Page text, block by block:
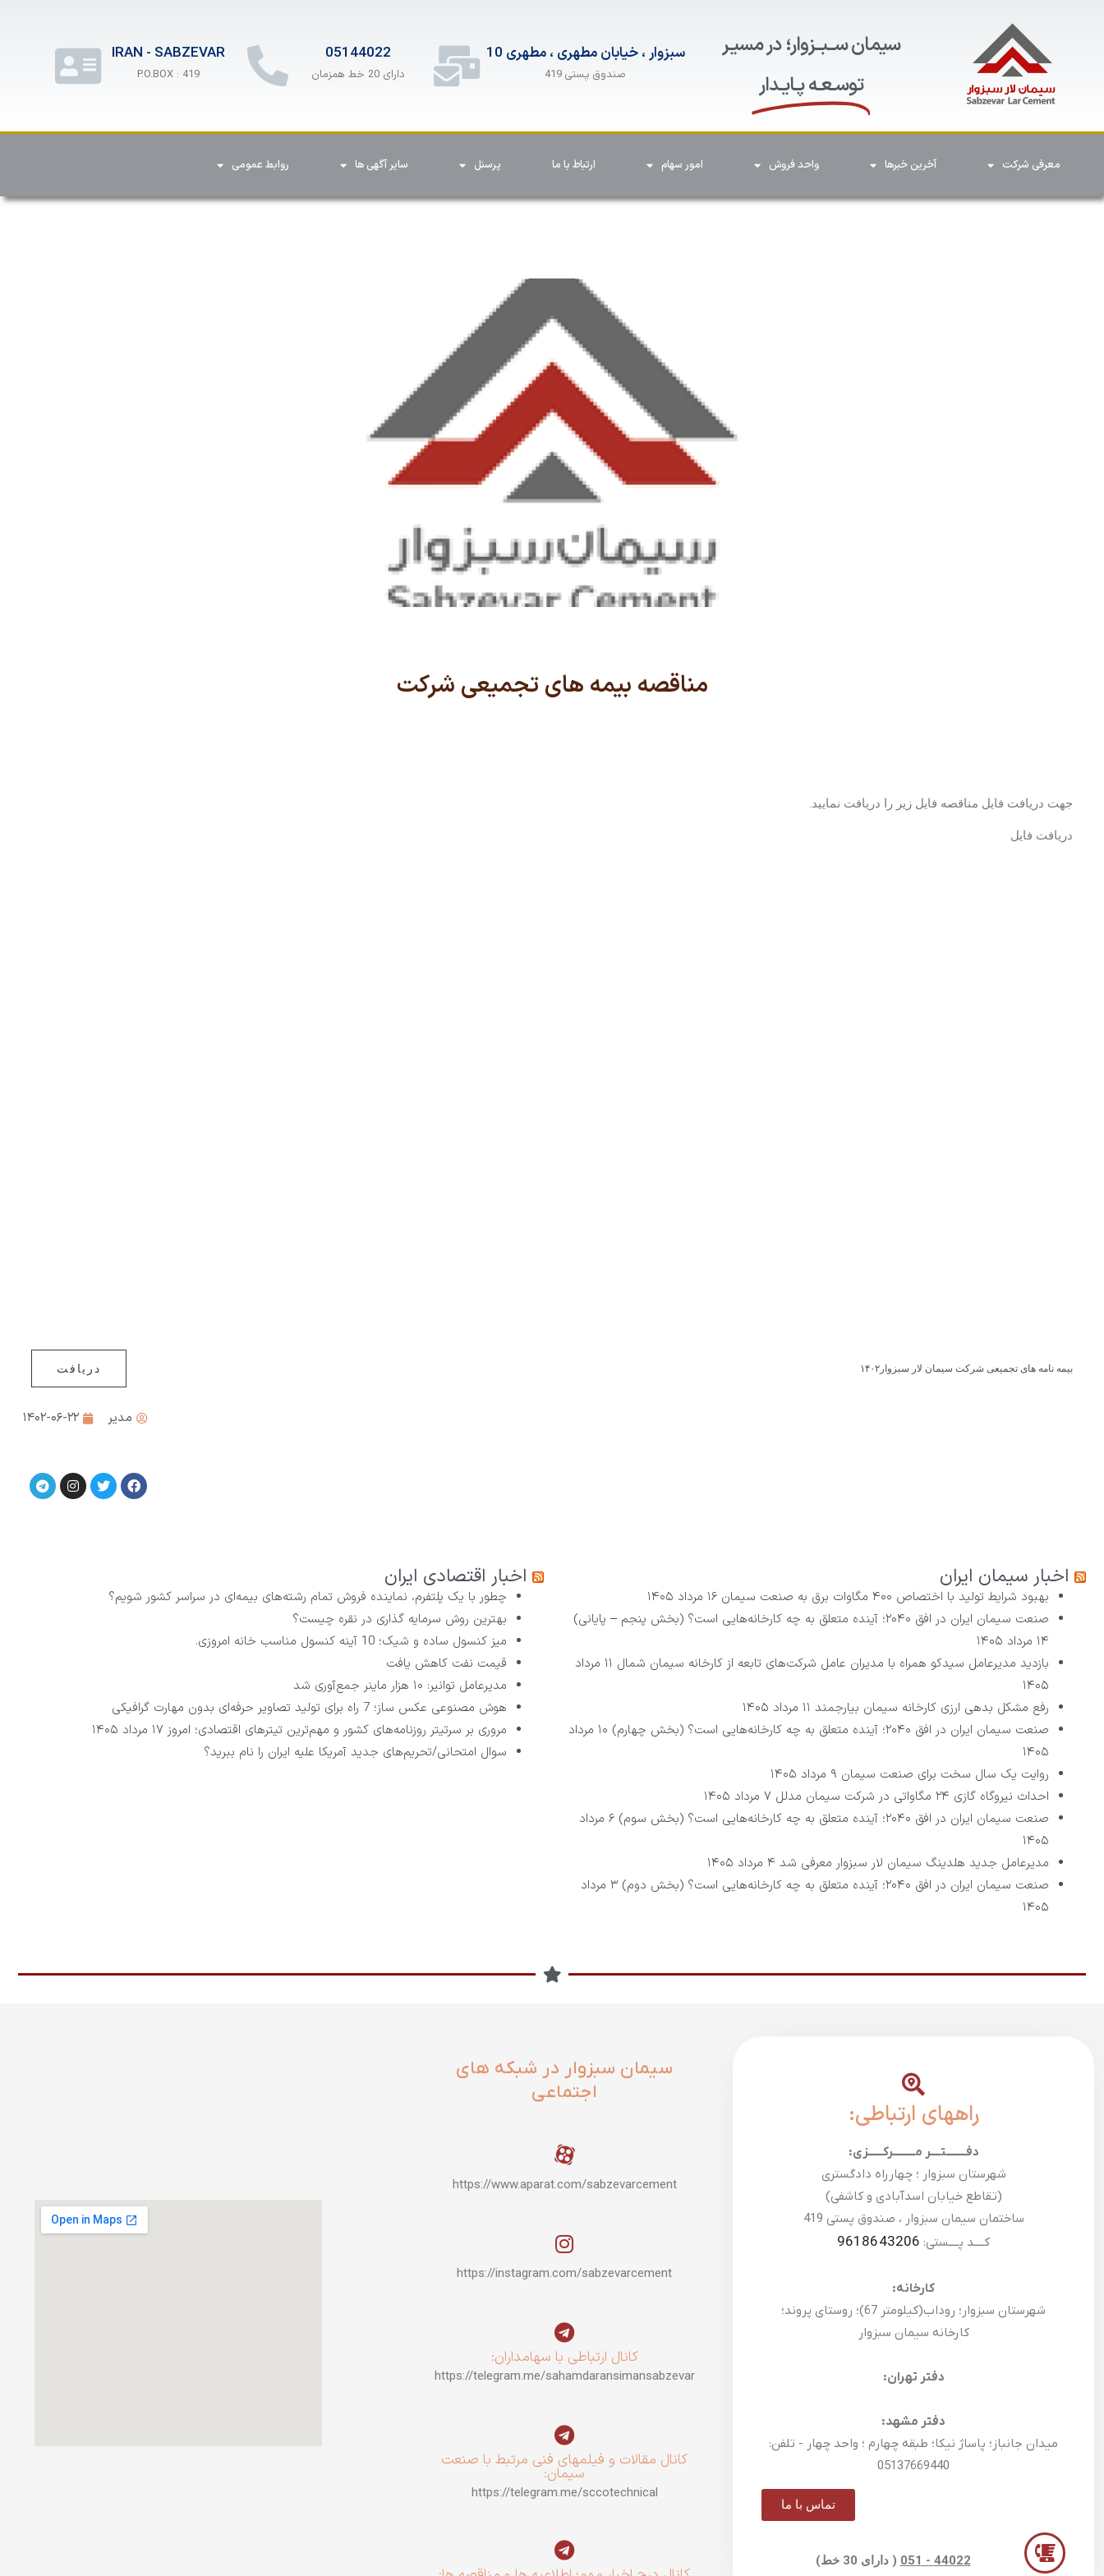
سیمان ســبــزوار؛ در مسیـر
توسـعـه پـایـدار
سبزوار ، خیابان مطهری ، مطهری 10
صندوق پستی 419
05144022
دارای 20 خط همزمان
IRAN - SABZEVAR
P.O.BOX : 419
معرفی شرکت آخرین خبرها واحد فروش امور سهام ارتباط با ما پرسنل سایر آگهی ها روابط عمومی
مناقصه بیمه های تجمیعی شرکت
جهت دریافت فایل مناقصه فایل زیر را دریافت نمایید.
دریافت فایل
بیمه نامه های تجمیعی شرکت سیمان لار سبزوار۱۴۰۲ دریافت
مدیر ۱۴۰۲-۰۶-۲۲
اخبار سیمان ایران
بهبود شرایط تولید با اختصاص ۴۰۰ مگاوات برق به صنعت سیمان
۱۶ مرداد ۱۴۰۵
صنعت سیمان ایران در افق ۲۰۴۰؛ آینده متعلق به چه کارخانه‌هایی است؟ (بخش پنجم – پایانی)
۱۴ مرداد ۱۴۰۵
بازدید مدیرعامل سیدکو همراه با مدیران عامل شرکت‌های تابعه از کارخانه سیمان شمال
۱۱ مرداد
۱۴۰۵
رفع مشکل بدهی ارزی کارخانه سیمان بیارجمند ۱۱ مرداد ۱۴۰۵
صنعت سیمان ایران در افق ۲۰۴۰؛ آینده متعلق به چه کارخانه‌هایی است؟ (بخش چهارم)
۱۰ مرداد
۱۴۰۵
روایت یک سال سخت برای صنعت سیمان ۹ مرداد ۱۴۰۵
احداث نیروگاه گازی ۲۴ مگاواتی در شرکت سیمان مدلل
۷ مرداد ۱۴۰۵
صنعت سیمان ایران در افق ۲۰۴۰؛ آینده متعلق به چه کارخانه‌هایی است؟ (بخش سوم)
۶ مرداد
۱۴۰۵
مدیرعامل جدید هلدینگ سیمان لار سبزوار معرفی شد ۴ مرداد ۱۴۰۵
صنعت سیمان ایران در افق ۲۰۴۰؛ آینده متعلق به چه کارخانه‌هایی است؟ (بخش دوم)
۳ مرداد
۱۴۰۵
اخبار اقتصادی ایران
چطور با یک پلتفرم، نماینده فروش تمام رشته‌های بیمه‌ای در سراسر کشور شویم؟
بهترین روش سرمایه گذاری در نقره چیست؟
میز کنسول ساده و شیک؛ 10 آینه کنسول مناسب خانه امروزی.
قیمت نفت کاهش یافت
مدیرعامل توانیر: ۱۰ هزار ماینر جمع‌آوری شد
هوش مصنوعی عکس ساز؛ 7 راه برای تولید تصاویر حرفه‌ای بدون مهارت گرافیکی
مروری بر سرتیتر روزنامه‌های کشور و مهم‌ترین تیترهای اقتصادی؛ امروز ۱۷ مرداد ۱۴۰۵
سوال امتحانی/تحریم‌های جدید آمریکا علیه ایران را نام ببرید؟
راههای ارتباطی:
دفــــــــتــــر مـــــــــرکــــــزی:
شهرستان سبزوار ؛ چهارراه دادگستری
(تقاطع خیابان اسدآبادی و کاشفی)
ساختمان سیمان سبزوار ، صندوق پستی 419
کــــد پــــستی: 9618643206
کارخانه:
شهرستان سبزوار؛ روداب(کیلومتر 67)؛ روستای پروند؛
کارخانه سیمان سبزوار
دفتر تهران:
دفتر مشهد:
میدان جانباز؛ پاساژ نیکا؛ طبقه چهارم ؛ واحد چهار - تلفن:
05137669440
تماس با ما
44022 - 051 ( دارای 30 خط)
سیمان سبزوار در شبکه های
اجتماعی
https://www.aparat.com/sabzevarcement
https://instagram.com/sabzevarcement
کانال ارتباطی با سهامداران:
https://telegram.me/sahamdaransimansabzevar
کانال مقالات و فیلمهای فنی مرتبط با صنعت
سیمان:
https://telegram.me/sccotechnical